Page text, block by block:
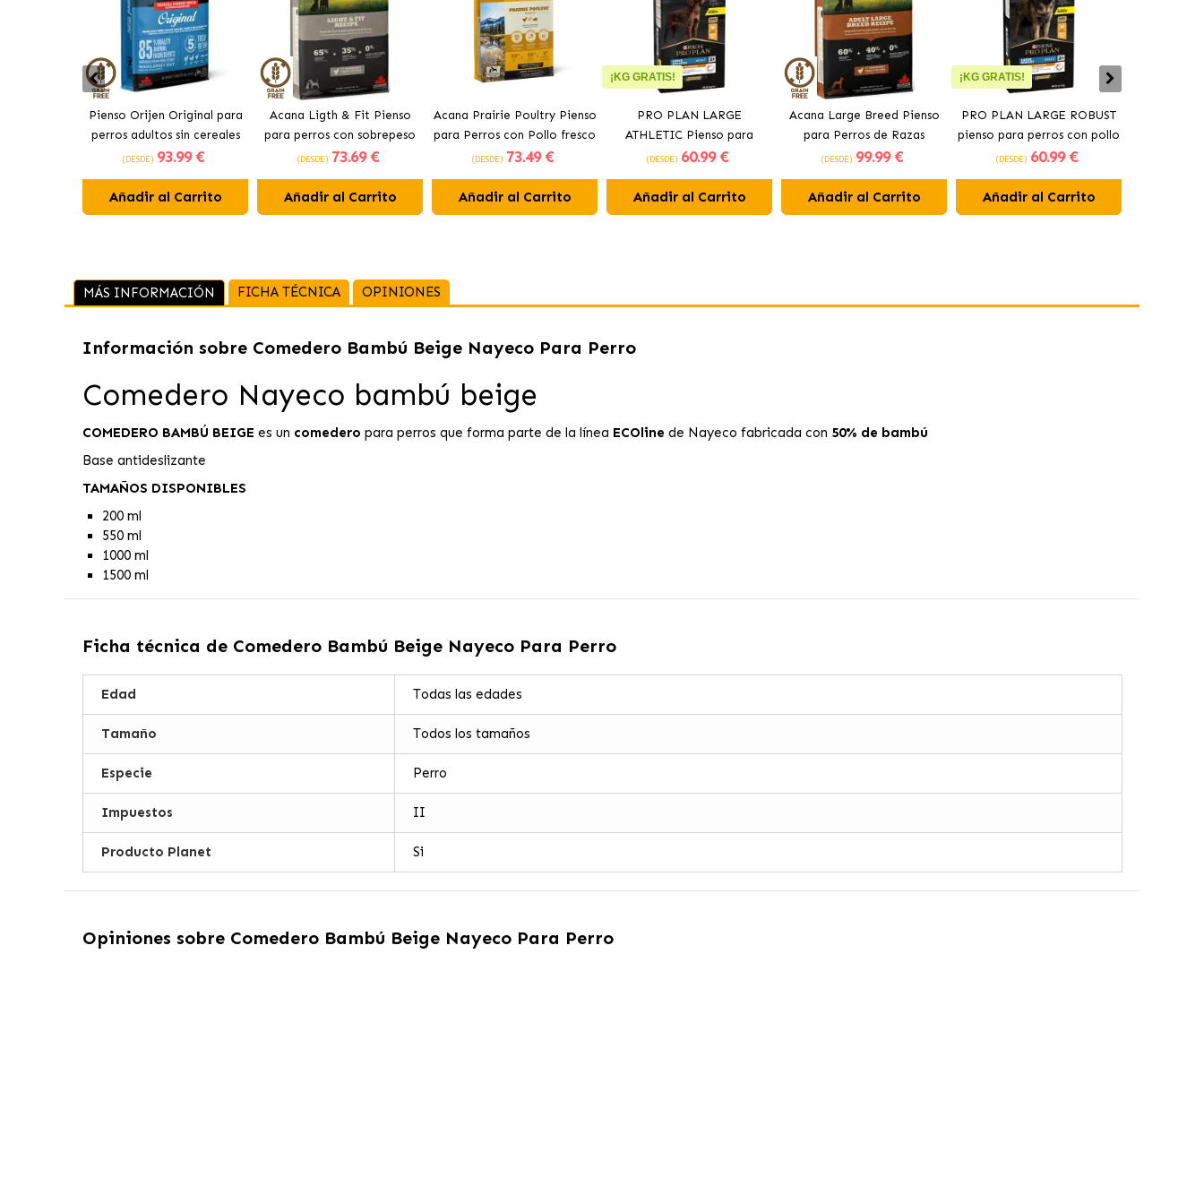
Pienso Orijen Original para
perros adultos sin cereales
de pollo
(DESDE) 93.99 €
Añadir al Carrito
Acana Ligth & Fit Pienso
para perros con sobrepeso
con pollo fresco
(DESDE) 73.69 €
Añadir al Carrito
Acana Prairie Poultry Pienso
para Perros con Pollo fresco
(DESDE) 73.49 €
Añadir al Carrito
¡KG GRATIS!
PRO PLAN LARGE
ATHLETIC Pienso para
perros con pollo
(DESDE) 60.99 €
Añadir al Carrito
Acana Large Breed Pienso
para Perros de Razas
Grandes con Pollo
(DESDE) 99.99 €
Añadir al Carrito
¡KG GRATIS!
PRO PLAN LARGE ROBUST
pienso para perros con pollo
(DESDE) 60.99 €
Añadir al Carrito
MÁS INFORMACIÓN FICHA TÉCNICA OPINIONES
Información sobre Comedero Bambú Beige Nayeco Para Perro
Comedero Nayeco bambú beige
COMEDERO BAMBÚ BEIGE es un comedero para perros que forma parte de la línea ECOline de Nayeco fabricada con 50% de bambú
Base antideslizante
TAMAÑOS DISPONIBLES
200 ml
550 ml
1000 ml
1500 ml
Ficha técnica de Comedero Bambú Beige Nayeco Para Perro
Edad Todas las edades
Tamaño Todos los tamaños
Especie Perro
Impuestos II
Producto Planet Si
Opiniones sobre Comedero Bambú Beige Nayeco Para Perro